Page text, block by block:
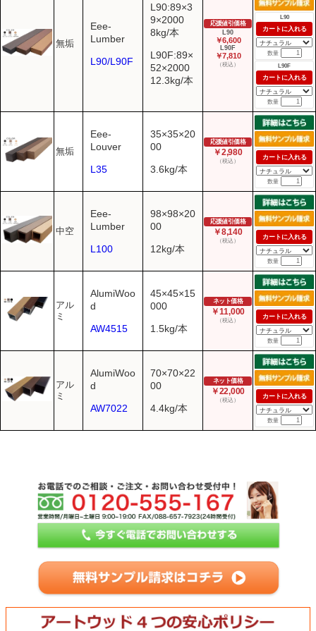
無垢
Eee-
Lumber
L90/L90F
L90:89×3
9×2000
8kg/本
L90F:89×
52×2000
12.3kg/本
応援値引価格
L90
￥6,600
L90F
￥7,810
（税込）
L90
カートに入れる
数量
L90F
カートに入れる
数量
無垢
Eee-
Louver
L35
35×35×20
00
3.6kg/本
応援値引価格
￥2,980
（税込）
カートに入れる
数量
中空
Eee-
Lumber
L100
98×98×20
00
12kg/本
応援値引価格
￥8,140
（税込）
カートに入れる
数量
アル
ミ
AlumiWoo
d
AW4515
45×45×15
000
1.5kg/本
ネット価格
￥11,000
（税込）
カートに入れる
数量
アル
ミ
AlumiWoo
d
AW7022
70×70×22
00
4.4kg/本
ネット価格
￥22,000
（税込）
カートに入れる
数量